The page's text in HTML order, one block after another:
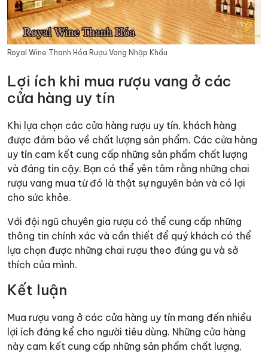
Royal Wine Thanh Hóa Rượu Vang Nhập Khẩu
Lợi ích khi mua rượu vang ở các
cửa hàng uy tín
Khi lựa chọn các cửa hàng rượu uy tín, khách hàng
được đảm bảo về chất lượng sản phẩm. Các cửa hàng
uy tín cam kết cung cấp những sản phẩm chất lượng
và đáng tin cậy. Bạn có thể yên tâm rằng những chai
rượu vang mua từ đó là thật sự nguyên bản và có lợi
cho sức khỏe.
Với đội ngũ chuyên gia rượu có thể cung cấp những
thông tin chính xác và cần thiết để quý khách có thể
lựa chọn được những chai rượu theo đúng gu và sở
thích của mình.
Kết luận
Mua rượu vang ở các cửa hàng uy tín mang đến nhiều
lợi ích đáng kể cho người tiêu dùng. Những cửa hàng
này cam kết cung cấp những sản phẩm chất lượng,